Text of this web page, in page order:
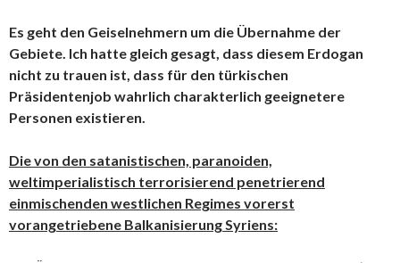
Es geht den Geiselnehmern um die Übernahme der
Gebiete. Ich hatte gleich gesagt, dass diesem Erdogan
nicht zu trauen ist, dass für den türkischen
Präsidentenjob wahrlich charakterlich geeignetere
Personen existieren.
Die von den satanistischen, paranoiden,
weltimperialistisch terrorisierend penetrierend
einmischenden westlichen Regimes vorerst
vorangetriebene Balkanisierung Syriens: